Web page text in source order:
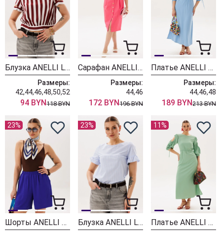
Блузка ANELLI LAUREL 1894 бордо полоска
Размеры:
42,44,46,48,50,52
94 BYN118 BYN
Сарафан ANELLI LAUREL 1567 коралловый риф
Размеры:
44,46
172 BYN196 BYN
Платье ANELLI LAUREL 1878 голубая фантазия
Размеры:
44,46,48
189 BYN213 BYN
23%
Шорты ANELLI LAUREL 1895 василёк
23%
Блузка ANELLI LAUREL 1875 нежный голубой
11%
Платье ANELLI LAUREL 1878 мятная феерия